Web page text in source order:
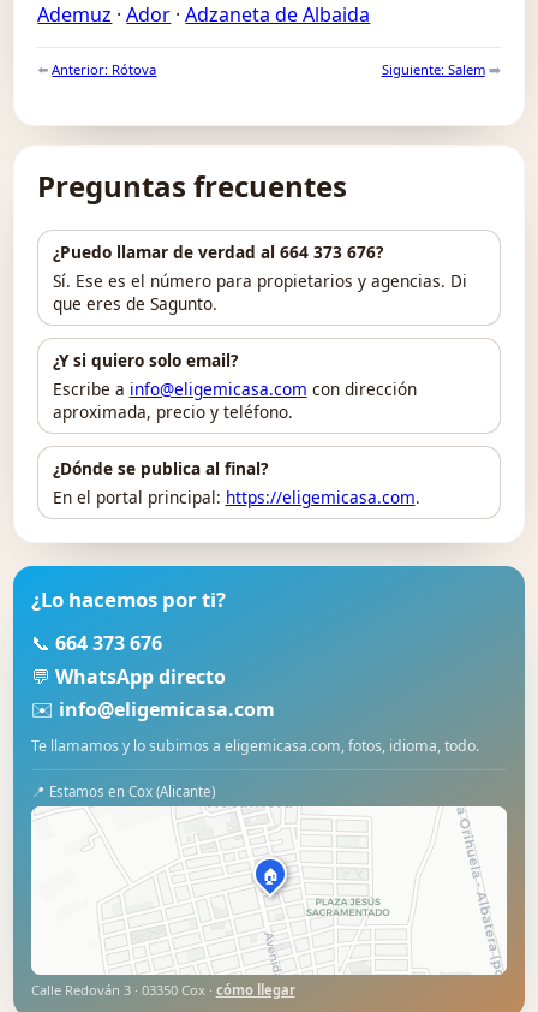
Ademuz ·Ador ·Adzaneta de Albaida
⬅️Anterior: Rótova Siguiente: Salem➡️
Preguntas frecuentes
¿Puedo llamar de verdad al 664 373 676?
Sí. Ese es el número para propietarios y agencias. Di
que eres de Sagunto.
¿Y si quiero solo email?
Escribe a info@eligemicasa.com con dirección
aproximada, precio y teléfono.
¿Dónde se publica al final?
En el portal principal: https://eligemicasa.com.
¿Lo hacemos por ti?
📞 664 373 676
💬 WhatsApp directo
✉️ info@eligemicasa.com
Te llamamos y lo subimos a eligemicasa.com, fotos, idioma, todo.
📍 Estamos en Cox (Alicante)
🏠
Calle Redován 3 · 03350 Cox · cómo llegar